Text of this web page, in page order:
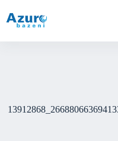
content